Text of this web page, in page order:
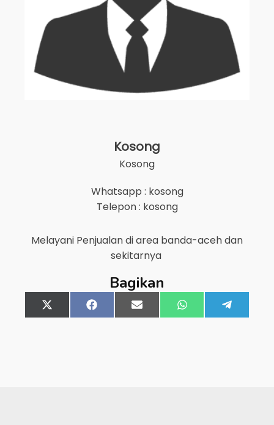
Kosong
Kosong
Whatsapp : kosong
Telepon : kosong
Melayani Penjualan di area banda-acehdan
sekitarnya
Bagikan
Share
on
X
(Twitter)
Share
on
FacebookShare
on
Email Share
on
WhatsApp
on